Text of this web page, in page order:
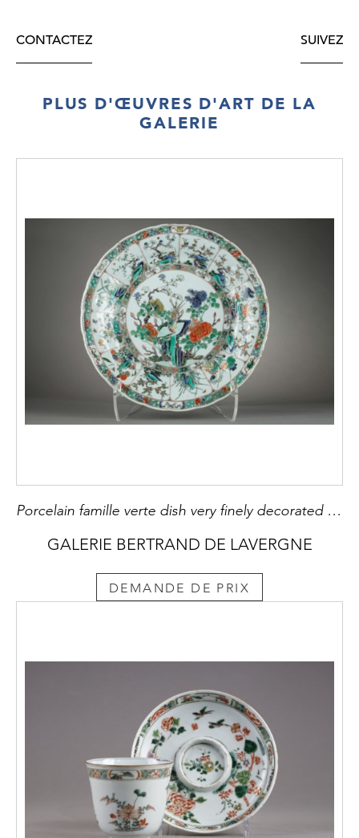
CONTACTEZ SUIVEZ
PLUS D'ŒUVRES D'ART DE LA
GALERIE
Porcelain famille verte dish very finely decorated with flowers and birds- Kangxi period
GALERIE BERTRAND DE LAVERGNE
DEMANDE DE PRIX